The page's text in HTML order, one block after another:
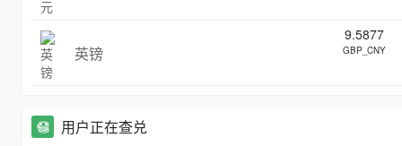
英镑
9.5877
GBP_CNY
用户正在查兑